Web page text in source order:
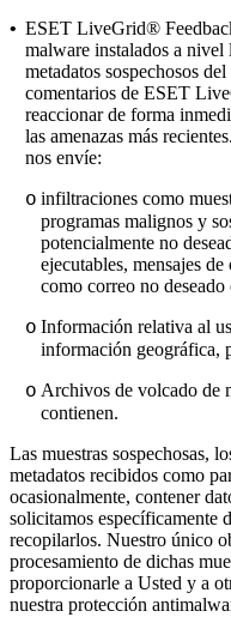
• ESET LiveGrid®
malware instalados a nivel
metadatos sospechosos
comentarios de ESET
reaccionar de forma
las amenazas más
nos envíe:
o infiltraciones como
programas malignos y
potencialmente no
ejecutables, mensajes
como correo no
o Información relativa al
información geográfica,
o Archivos de volcado de
contienen.
Las muestras sospechosas,
metadatos recibidos como
ocasionalmente, contener
solicitamos específicamente
recopilarlos. Nuestro único
procesamiento de dichas
proporcionarle a Usted y a
nuestra protección